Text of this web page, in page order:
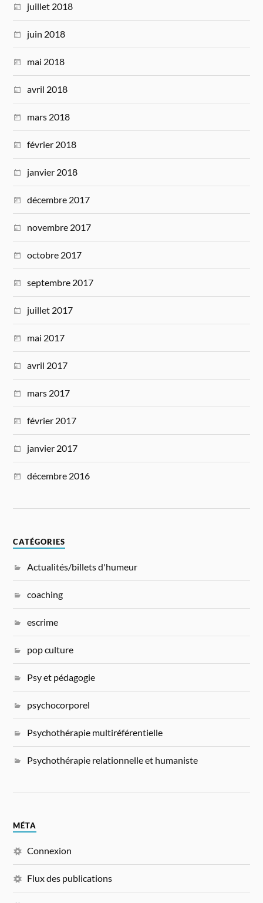
juillet 2018
juin 2018
mai 2018
avril 2018
mars 2018
février 2018
janvier 2018
décembre 2017
novembre 2017
octobre 2017
septembre 2017
juillet 2017
mai 2017
avril 2017
mars 2017
février 2017
janvier 2017
décembre 2016
CATÉGORIES
Actualités/billets d'humeur
coaching
escrime
pop culture
Psy et pédagogie
psychocorporel
Psychothérapie multiréférentielle
Psychothérapie relationnelle et humaniste
MÉTA
Connexion
Flux des publications